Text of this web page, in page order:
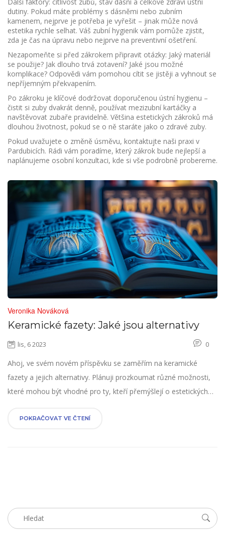
dutiny. Pokud máte problémy s dásněmi nebo zubním
kamenem, nejprve je potřeba je vyřešit – jinak může nová
estetika rychle selhat. Váš zubní hygienik vám pomůže zjistit,
zda je čas na úpravu nebo nejprve na preventivní ošetření.
Nezapomeňte si před zákrokem připravit otázky: Jaký materiál
se použije? Jak dlouho trvá zotavení? Jaké jsou možné
komplikace? Odpovědi vám pomohou cítit se jistěji a vyhnout se
nepříjemným překvapením.
Po zákroku je klíčové dodržovat doporučenou ústní hygienu –
čistit si zuby dvakrát denně, používat mezizubní kartáčky a
navštěvovat zubaře pravidelně. Většina estetických zákroků má
dlouhou životnost, pokud se o ně staráte jako o zdravé zuby.
Pokud uvažujete o změně úsměvu, kontaktujte naši praxi v
Pardubicích. Rádi vám poradíme, který zákrok bude nejlepší a
naplánujeme osobní konzultaci, kde si vše podrobně probereme.
Veronika Nováková
Keramické fazety: Jaké jsou alternativy
lis, 6 2023 0
Ahoj, ve svém novém příspěvku se zaměřím na keramické
fazety a jejich alternativy. Plánuji prozkoumat různé možnosti,
které mohou být vhodné pro ty, kteří přemýšlejí o estetických
keramické fazety. Budu diskutovat o různých aspektech od ceny
POKRAČOVAT VE ČTENÍ